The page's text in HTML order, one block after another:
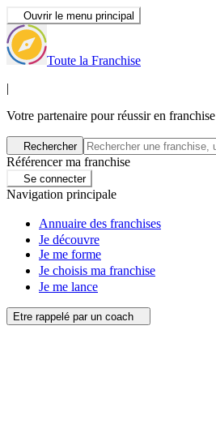
Ouvrir le menu principal
Toute la Franchise
|
Votre partenaire pour réussir en franchise
Rechercher
Référencer ma franchise
Se connecter
Navigation principale
Annuaire des franchises
Je découvre
Je me forme
Je choisis ma franchise
Je me lance
Etre rappelé par un coach